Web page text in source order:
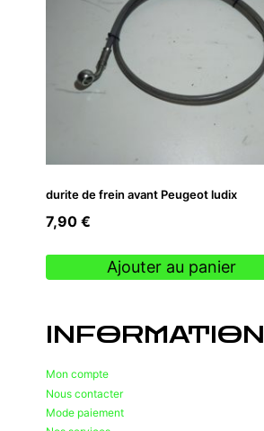
durite de frein avant Peugeot ludix
7,90 €
Ajouter au panier
INFORMATION
Mon compte
Nous contacter
Mode paiement